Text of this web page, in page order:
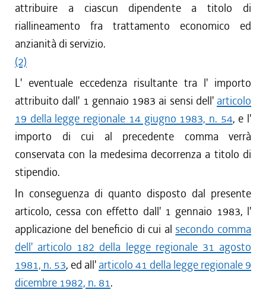
attribuire a ciascun dipendente a titolo di
riallineamento fra trattamento economico ed
anzianità di servizio.
(2)
L' eventuale eccedenza risultante tra l' importo
attribuito dall' 1 gennaio 1983 ai sensi dell' articolo
19 della legge regionale 14 giugno 1983, n. 54, e l'
importo di cui al precedente comma verrà
conservata con la medesima decorrenza a titolo di
stipendio.
In conseguenza di quanto disposto dal presente
articolo, cessa con effetto dall' 1 gennaio 1983, l'
applicazione del beneficio di cui al secondo comma
dell' articolo 182 della legge regionale 31 agosto
1981, n. 53, ed all' articolo 41 della legge regionale 9
dicembre 1982, n. 81.